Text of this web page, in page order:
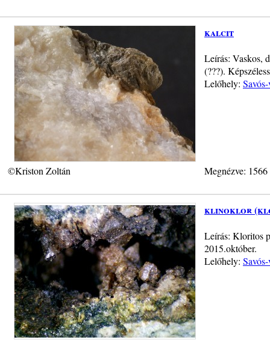
kalcit
Leírás: Vaskos,
(???).
Lelőhely:
©Kriston Zoltán Megnézve:
klinoklor
Leírás: Kloritos
2015.október.
Lelőhely: